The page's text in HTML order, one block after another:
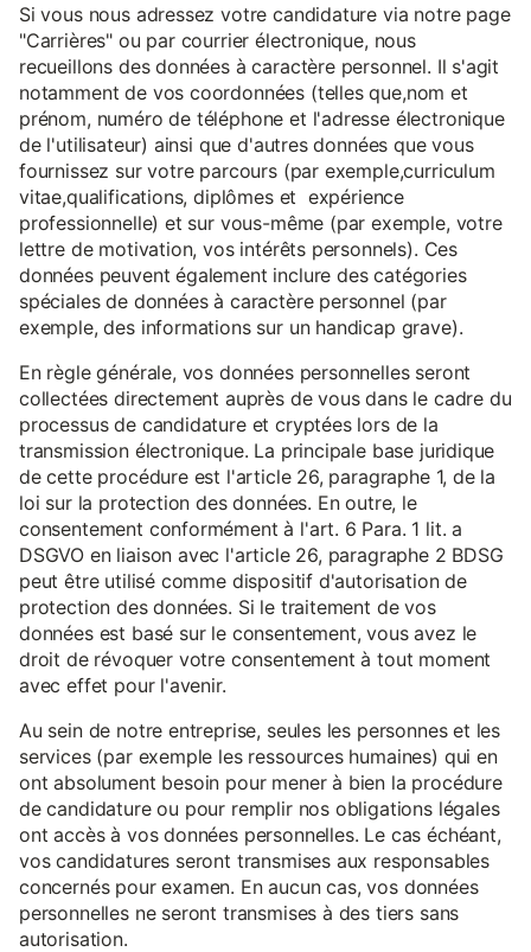
Si vous nous adressez votre candidature via notre page
"Carrières" ou par courrier électronique, nous
recueillons des données à caractère personnel. Il s'agit
notamment de vos coordonnées (telles que,nom et
prénom, numéro de téléphone et l'adresse électronique
de l'utilisateur) ainsi que d'autres données que vous
fournissez sur votre parcours (par exemple,curriculum
vitae,qualifications, diplômes et expérience
professionnelle) et sur vous-même (par exemple, votre
lettre de motivation, vos intérêts personnels). Ces
données peuvent également inclure des catégories
spéciales de données à caractère personnel (par
exemple, des informations sur un handicap grave).
En règle générale, vos données personnelles seront
collectées directement auprès de vous dans le cadre du
processus de candidature et cryptées lors de la
transmission électronique. La principale base juridique
de cette procédure est l'article 26, paragraphe 1, de la
loi sur la protection des données. En outre, le
consentement conformément à l'art. 6 Para. 1 lit. a
DSGVO en liaison avec l'article 26, paragraphe 2 BDSG
peut être utilisé comme dispositif d'autorisation de
protection des données. Si le traitement de vos
données est basé sur le consentement, vous avez le
droit de révoquer votre consentement à tout moment
avec effet pour l'avenir.
Au sein de notre entreprise, seules les personnes et les
services (par exemple les ressources humaines) qui en
ont absolument besoin pour mener à bien la procédure
de candidature ou pour remplir nos obligations légales
ont accès à vos données personnelles. Le cas échéant,
vos candidatures seront transmises aux responsables
concernés pour examen. En aucun cas, vos données
personnelles ne seront transmises à des tiers sans
autorisation.